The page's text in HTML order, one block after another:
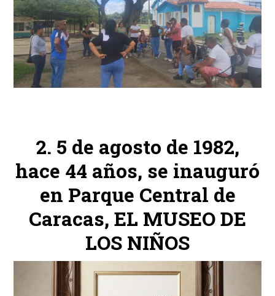
5 de agosto de 1982,
hace 44 años, se inauguró
en Parque Central de
Caracas, EL MUSEO DE
LOS NIÑOS